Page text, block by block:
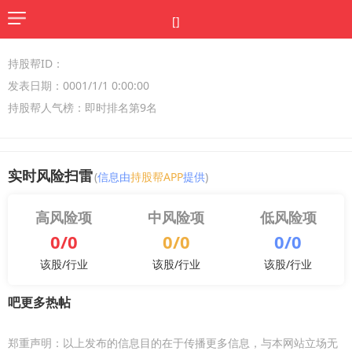
[]
持股帮ID：
发表日期：0001/1/1 0:00:00
持股帮人气榜：即时排名第9名
实时风险扫雷(信息由持股帮APP提供)
高风险项
0/0
该股/行业
中风险项
0/0
该股/行业
低风险项
0/0
该股/行业
吧更多热帖
郑重声明：以上发布的信息目的在于传播更多信息，与本网站立场无